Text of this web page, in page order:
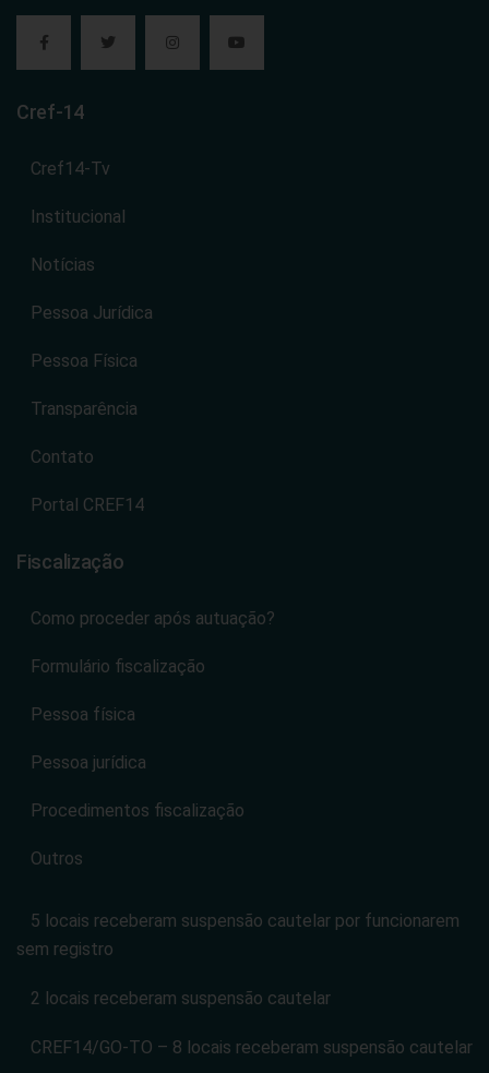
Cref-14
Cref14-Tv
Institucional
Notícias
Pessoa Jurídica
Pessoa Física
Transparência
Contato
Portal CREF14
Fiscalização
Como proceder após autuação?
Formulário fiscalização
Pessoa física
Pessoa jurídica
Procedimentos fiscalização
Outros
5 locais receberam suspensão cautelar por funcionarem
sem registro
2 locais receberam suspensão cautelar
CREF14/GO-TO – 8 locais receberam suspensão cautelar